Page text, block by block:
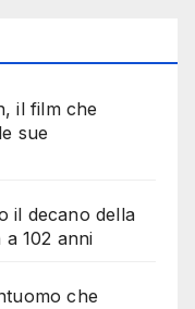
il film che
sue
il decano della
102 anni
che